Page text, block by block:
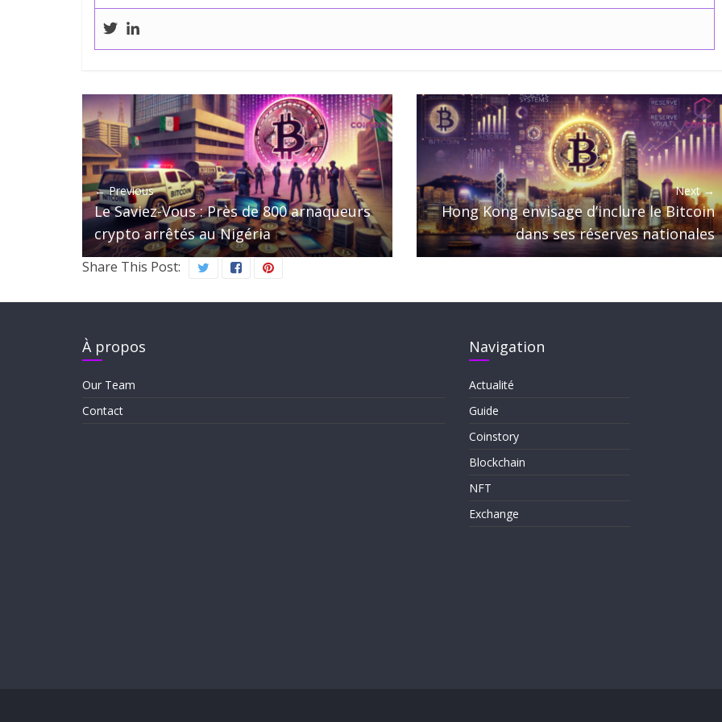
← Previous
Le Saviez-Vous : Près de 800 arnaqueurs
crypto arrêtés au Nigéria
Next →
Hong Kong envisage d’inclure le Bitcoin
dans ses réserves nationales
Share This Post:
À propos
Our Team
Contact
Navigation
Actualité
Guide
Coinstory
Blockchain
NFT
Exchange